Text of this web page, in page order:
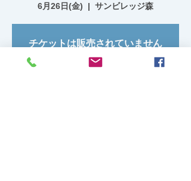
6月26日(金)
  |
サンビレッジ森
チケットは販売されていません
他のイベントを見る